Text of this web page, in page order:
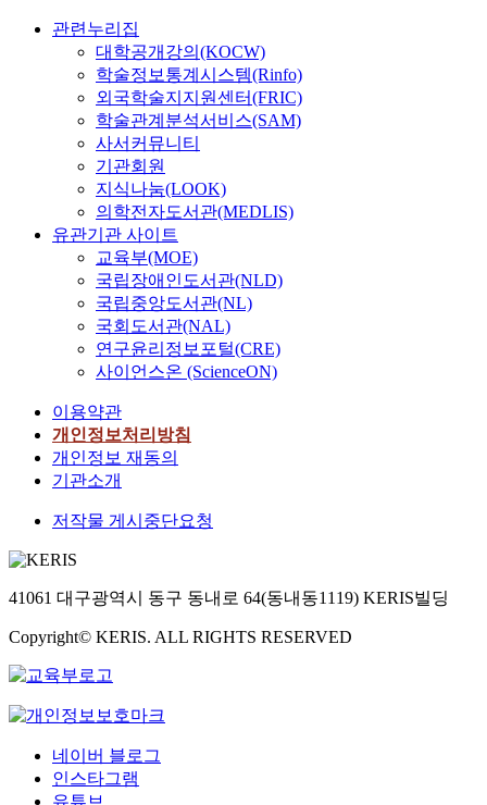
관련누리집
대학공개강의(KOCW)
학술정보통계시스템(Rinfo)
외국학술지지원센터(FRIC)
학술관계분석서비스(SAM)
사서커뮤니티
기관회원
지식나눔(LOOK)
의학전자도서관(MEDLIS)
유관기관 사이트
교육부(MOE)
국립장애인도서관(NLD)
국립중앙도서관(NL)
국회도서관(NAL)
연구윤리정보포털(CRE)
사이언스온 (ScienceON)
이용약관
개인정보처리방침
개인정보 재동의
기관소개
저작물 게시중단요청
41061 대구광역시 동구 동내로 64(동내동1119) KERIS빌딩
Copyright© KERIS. ALL RIGHTS RESERVED
네이버 블로그
인스타그램